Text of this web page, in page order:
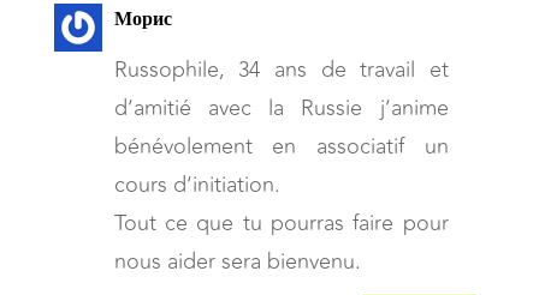
Морис
Russophile, 34 ans de travail et
d’amitié avec la Russie j’anime
bénévolement en associatif un
cours d’initiation.
Tout ce que tu pourras faire pour
nous aider sera bienvenu.